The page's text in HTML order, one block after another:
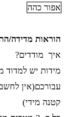
אפור כהה
הוראות מדידה/
איך מודדים?
עבורכם(אין
קטנה מידי)